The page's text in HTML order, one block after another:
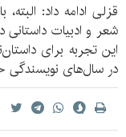
قزلی ادامه داد:
شعر و ادبیات داستانی
این تجربه برای
در سال‌های نویسندگی